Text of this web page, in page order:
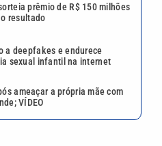
prêmio de R$ 150 milhões
resultado
a deepfakes e endurece
sexual infantil na internet
ameaçar a própria mãe com
VÍDEO